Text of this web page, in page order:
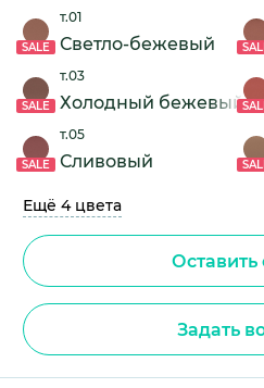
SALE
т.01
Светло-бежевый
SALE
т.03
Холодный бежевый
SALE
т.05
Сливовый
Ещё 4 цвета
Оставить
Задать